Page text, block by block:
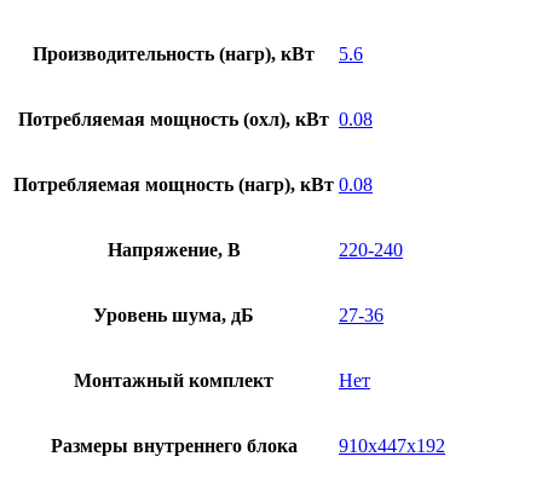
Производительность (нагр), кВт 5.6
Потребляемая мощность (охл), кВт 0.08
Потребляемая мощность (нагр), кВт 0.08
Напряжение, В 220-240
Уровень шума, дБ 27-36
Монтажный комплект Нет
Размеры внутреннего блока 910x447x192